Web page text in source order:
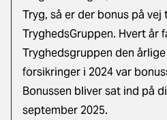
Tryg, så er der bonus på vej
TryghedsGruppen. Hvert år
Tryghedsgruppen den
forsikringer i 2024 var
Bonussen bliver sat ind på
september 2025.